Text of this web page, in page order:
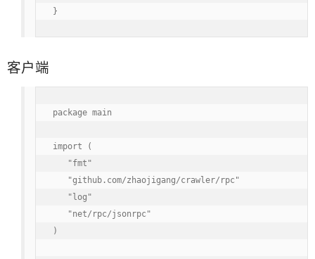
}
客户端
package main
import (
   "fmt"
   "github.com/zhaojigang/crawler/rpc"
   "log"
   "net/rpc/jsonrpc"
)